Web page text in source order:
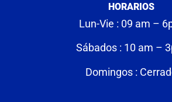
HORARIOS
Lun-Vie : 09 am –
Sábados : 10 am –
Domingos :